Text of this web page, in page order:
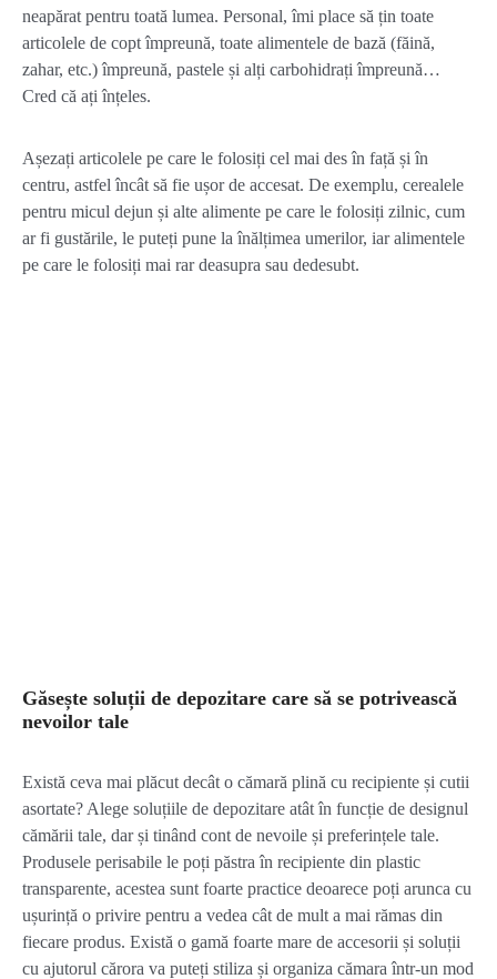
neapărat pentru toată lumea. Personal, îmi place să țin toate
articolele de copt împreună, toate alimentele de bază (făină,
zahar, etc.) împreună, pastele și alți carbohidrați împreună…
Cred că ați înțeles.
Așezați articolele pe care le folosiți cel mai des în față și în
centru, astfel încât să fie ușor de accesat. De exemplu, cerealele
pentru micul dejun și alte alimente pe care le folosiți zilnic, cum
ar fi gustările, le puteți pune la înălțimea umerilor, iar alimentele
pe care le folosiți mai rar deasupra sau dedesubt.
Găsește soluții de depozitare care să se potrivească
nevoilor tale
Există ceva mai plăcut decât o cămară plină cu recipiente și cutii
asortate? Alege soluțiile de depozitare atât în funcție de designul
cămării tale, dar și tinând cont de nevoile și preferințele tale.
Produsele perisabile le poți păstra în recipiente din plastic
transparente, acestea sunt foarte practice deoarece poți arunca cu
ușurință o privire pentru a vedea cât de mult a mai rămas din
fiecare produs. Există o gamă foarte mare de accesorii și soluții
cu ajutorul cărora va puteți stiliza și organiza cămara într-un mod